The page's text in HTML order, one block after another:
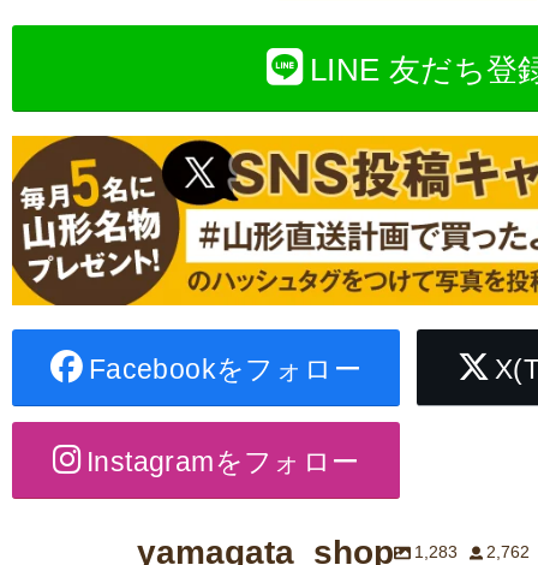
LINE 友だち登
Facebookをフォロー
Instagramをフォロー
yamagata_shop 1,283
2,762